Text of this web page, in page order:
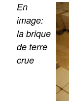
En
image:
la brique
de terre
crue